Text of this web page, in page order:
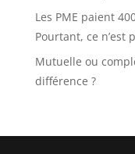
Les PME paient
Pourtant, ce n’est
Mutuelle ou
différence ?